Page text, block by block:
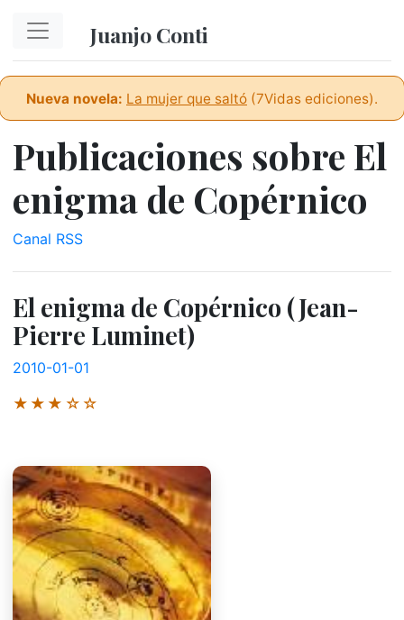
Juanjo Conti
Nueva novela: La mujer que saltó (7Vidas ediciones).
Publicaciones sobre El
enigma de Copérnico
Canal RSS
El enigma de Copérnico (Jean-
Pierre Luminet)
2010-01-01
★★★☆☆